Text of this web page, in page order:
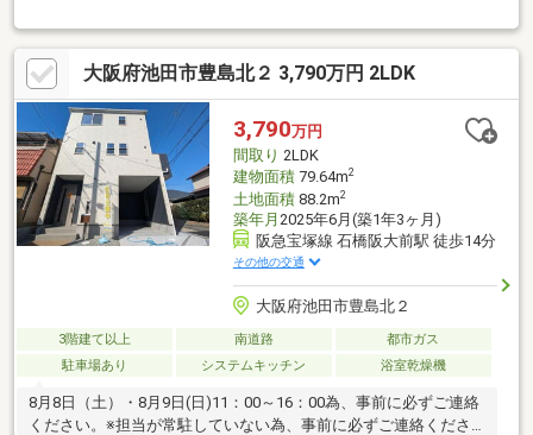
の遊び場や散歩に適している。○ 日常の買い物や生活に必要な施
設が揃っており、住みやすい。■弊社について■センチュリー21加
盟店中28年連続No.1 (1997年～2024年兵庫地区仲介実績)阪神間
（尼崎・伊丹・西宮・宝塚）阪急沿線沿い全店駅前に8店舗展開中
（駅前に情報は集まる！）このエリアで物件掲載数最多！宝塚
市・尼崎市・西宮市・伊丹市・川西市でお家をお探しの方、まず
はご気軽にお問い合わせください！
大阪府池田市豊島北２ 3,790万円 2LDK
3,790万円
間取り 2LDK
建物面積79.64m2
土地面積88.2m2
築年月 2025年6月(築1年3ヶ月)
阪急宝塚線 石橋阪大前駅 徒歩14分
その他の交通
大阪府池田市豊島北２
3階建て以上 南道路
都市ガス
駐車場あり
システムキッチン 浴室乾燥機
8月8日（土）・8月9日(日)11：00～16：00為、事前に必ずご連絡
ください。※担当が常駐していない為、事前に必ずご連絡くださ